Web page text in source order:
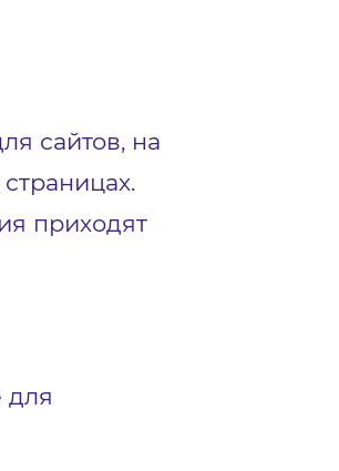
сайтов, на
приходят
для